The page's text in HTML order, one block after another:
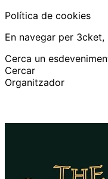
Política de cookies
En navegar per
Cerca un
Cercar
Organitzador
Català
Login